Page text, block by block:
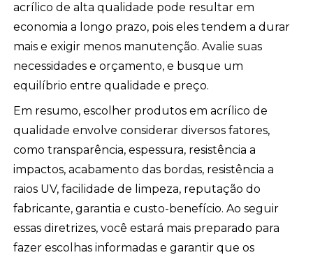
acrílico de alta qualidade pode resultar em
economia a longo prazo, pois eles tendem a durar
mais e exigir menos manutenção. Avalie suas
necessidades e orçamento, e busque um
equilíbrio entre qualidade e preço.
Em resumo, escolher produtos em acrílico de
qualidade envolve considerar diversos fatores,
como transparência, espessura, resistência a
impactos, acabamento das bordas, resistência a
raios UV, facilidade de limpeza, reputação do
fabricante, garantia e custo-benefício. Ao seguir
essas diretrizes, você estará mais preparado para
fazer escolhas informadas e garantir que os